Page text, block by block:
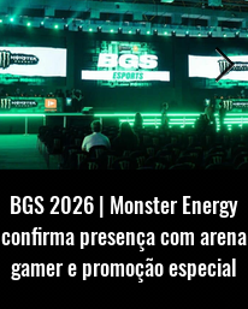
BGS 2026 | Monster Energy
confirma presença com arena
gamer e promoção especial